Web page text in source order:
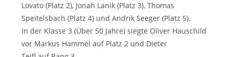
Lovato (Platz 2), Jonah Lanik (Platz 3), Thomas
Speitelsbach (Platz 4) und Andrik Seeger (Platz 5).
In der Klasse 3 (Über 50 Jahre) siegte Oliver Hauschild
vor Markus Hammel auf Platz 2 und Dieter